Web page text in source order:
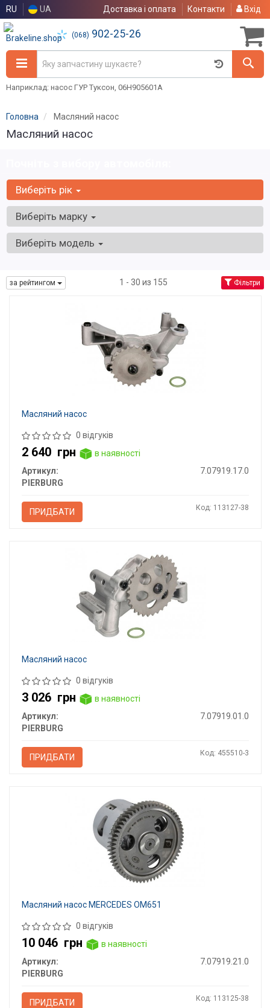
RU UA Доставка і оплата Контакти Вхід
(068) 902-25-26
Наприклад: насос ГУР Туксон, 06H905601A
Головна Масляний насос
Масляний насос
Виберіть рік
Виберіть марку
Виберіть модель
за рейтингом 1 - 30 из 155 Фільтри
Масляний насос
0 відгуків
2 640 грн
в наявності
Артикул:
7.07919.17.0
PIERBURG
ПРИДБАТИ Код: 113127-38
Масляний насос
0 відгуків
3 026 грн
в наявності
Артикул:
7.07919.01.0
PIERBURG
ПРИДБАТИ Код: 455510-3
Масляний насос MERCEDES OM651
0 відгуків
10 046 грн
в наявності
Артикул:
7.07919.21.0
PIERBURG
ПРИДБАТИ Код: 113125-38